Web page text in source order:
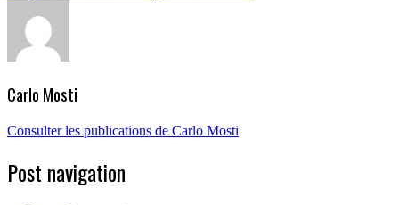
Carlo Mosti
Consulter les publications de Carlo Mosti
Post navigation